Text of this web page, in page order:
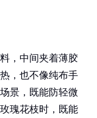
，中间夹着薄胶
，也不像纯布手
景，既能防轻微
瑰花枝时，既能